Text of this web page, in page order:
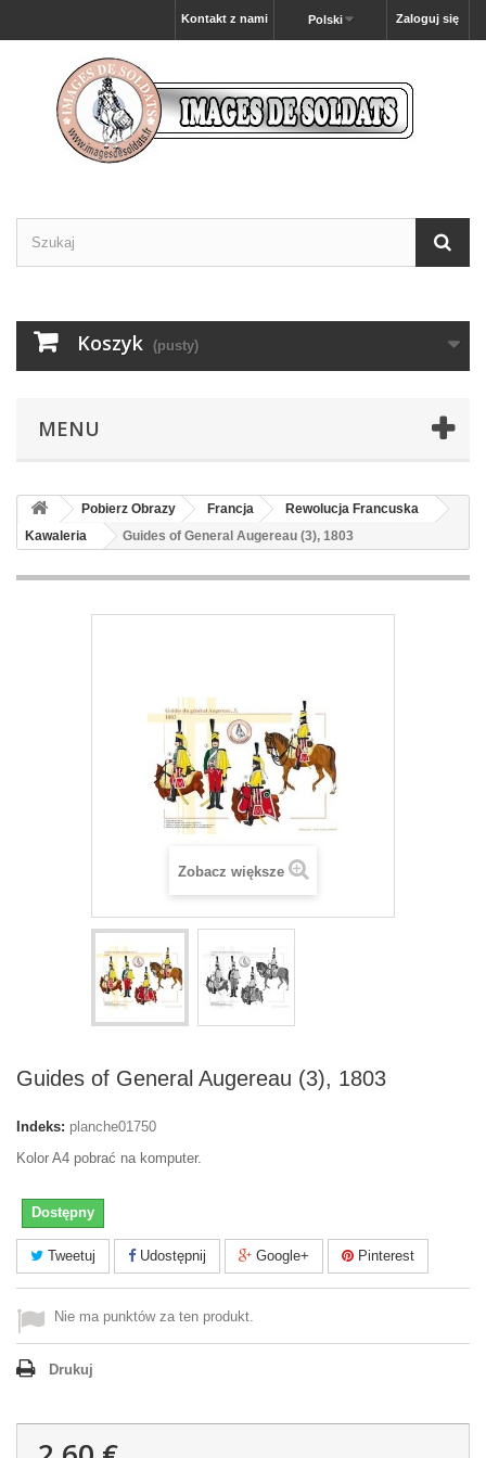
Zaloguj się
Polski
Kontakt z nami
Koszyk (pusty)
MENU
Pobierz Obrazy Francja
Rewolucja Francuska
Kawaleria
Guides of General Augereau (3), 1803
Zobacz większe
Guides of General Augereau (3), 1803
Indeks: planche01750
Kolor A4 pobrać na komputer.
Dostępny
Tweetuj Udostępnij Google+ Pinterest
Nie ma punktów za ten produkt.
Drukuj